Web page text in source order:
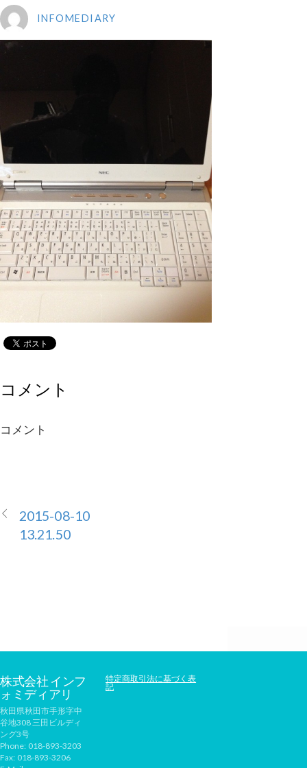
INFOMEDIARY
コメント
コメント
2015-08-10
13.21.50
株式会社 インフ
ォミディアリ
秋田県秋田市手形字中
谷地308 三田ビルディ
ング3号
Phone: 018-893-3203
Fax: 018-893-3206
特定商取引法に基づく表
記